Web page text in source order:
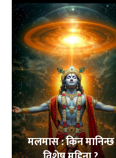
मलमास : किन मानिन्छ